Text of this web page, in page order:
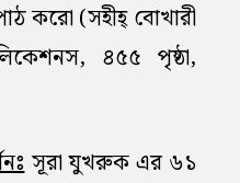
করো (সহীহ্‌ বোখারী
৪৫৫ পৃষ্ঠা,
সূরা যুখরুক এর ৬১